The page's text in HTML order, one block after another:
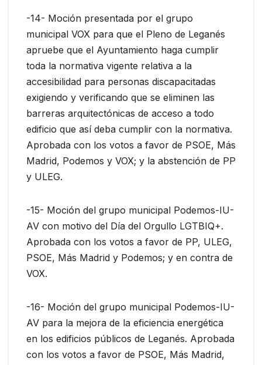
-14- Moción presentada por el grupo
municipal VOX para que el Pleno de Leganés
apruebe que el Ayuntamiento haga cumplir
toda la normativa vigente relativa a la
accesibilidad para personas discapacitadas
exigiendo y verificando que se eliminen las
barreras arquitectónicas de acceso a todo
edificio que así deba cumplir con la normativa.
Aprobada con los votos a favor de PSOE, Más
Madrid, Podemos y VOX; y la abstención de PP
y ULEG.
-15- Moción del grupo municipal Podemos-IU-
AV con motivo del Día del Orgullo LGTBIQ+.
Aprobada con los votos a favor de PP, ULEG,
PSOE, Más Madrid y Podemos; y en contra de
VOX.
-16- Moción del grupo municipal Podemos-IU-
AV para la mejora de la eficiencia energética
en los edificios públicos de Leganés. Aprobada
con los votos a favor de PSOE, Más Madrid,